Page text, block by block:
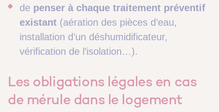
de penser à chaque traitement préventif
existant (aération des pièces d’eau,
installation d’un déshumidificateur,
vérification de l’isolation…).
Les obligations légales en cas
de mérule dans le logement